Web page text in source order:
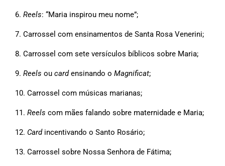
Reels: “Maria inspirou meu nome”;
Carrossel com ensinamentos de Santa Rosa Venerini;
Carrossel com sete versículos bíblicos sobre Maria;
Reels ou cardensinando o Magnificat;
Carrossel com músicas marianas;
Reels com mães falando sobre maternidade e Maria;
Card incentivando o Santo Rosário;
Carrossel sobre Nossa Senhora de Fátima;